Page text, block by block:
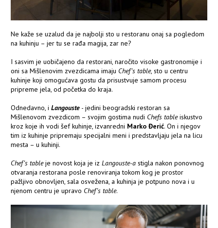
Ne kaže se uzalud da je najbolji sto u restoranu onaj sa pogledom
na kuhinju – jer tu se rađa magija, zar ne?
I sasvim je uobičajeno da restorani, naročito visoke gastronomije i
oni sa Mišlenovim zvezdicama imaju Chef’s table, sto u centru
kuhinje koji omogućava gostu da prisustvuje samom procesu
pripreme jela, od početka do kraja.
Odnedavno, iLangouste - jedini beogradski restoran sa
Mišlenovom zvezdicom – svojim gostima nudi Chefs tableiskustvo
kroz koje ih vodi šef kuhinje, izvanredni Marko Đerić. On i njegov
tim iz kuhinje pripremaju specijalni meni i predstavljaju jela na licu
mesta – u kuhinji.
Chef’s tableje novost koja je izLangouste-astigla nakon ponovnog
otvaranja restorana posle renoviranja tokom kog je prostor
pažljivo obnovljen, sala osvežena, a kuhinja je potpuno nova i u
njenom centru je upravo Chef’s table.